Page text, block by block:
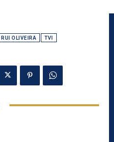
RUI OLIVEIRA TVI